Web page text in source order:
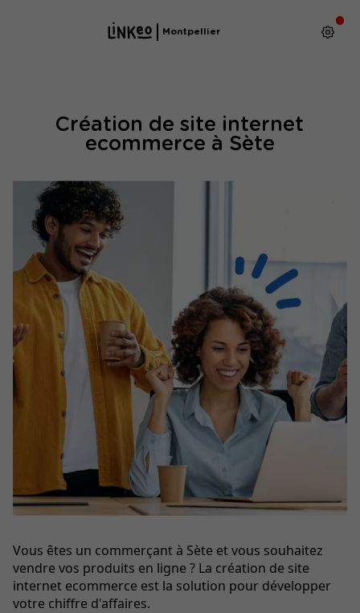
Montpellier
Création de site internet
ecommerce à Sète
Vous êtes un commerçant à Sète et vous souhaitez
vendre vos produits en ligne ? La création de site
internet ecommerce est la solution pour développer
votre chiffre d'affaires.